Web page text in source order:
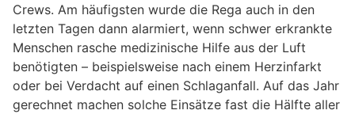
Crews. Am häufigsten wurde die Rega auch in den
letzten Tagen dann alarmiert, wenn schwer erkrankte
Menschen rasche medizinische Hilfe aus der Luft
benötigten – beispielsweise nach einem Herzinfarkt
oder bei Verdacht auf einen Schlaganfall. Auf das Jahr
gerechnet machen solche Einsätze fast die Hälfte aller